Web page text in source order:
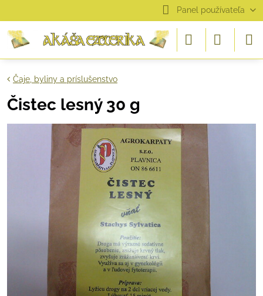
Panel používateľa
Čaje, byliny a príslušenstvo
Čistec lesný 30 g